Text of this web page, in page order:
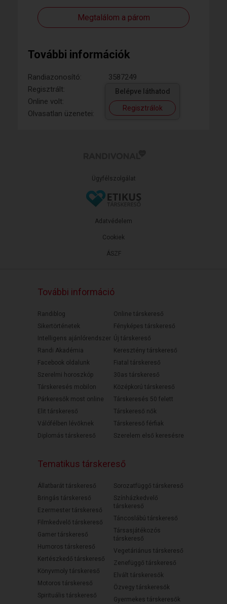
Megtalálom a párom
További információk
Randiazonosító:
3587249
Regisztrált:
Online volt:
Olvasatlan üzenetei:
Belépve láthatod
Regisztrálok
Ügyfélszolgálat
ÁSZF
Adatvédelem
Cookiek
További információ
Randiblog
Sikertörténetek
Intelligens ajánlórendszer
Randi Akadémia
Facebook oldalunk
Szerelmi horoszkóp
Társkeresés mobilon
Párkeresők most online
Elit társkereső
Válófélben lévőknek
Diplomás társkereső
Online társkereső
Fényképes társkereső
Új társkereső
Keresztény társkereső
Fiatal társkereső
30as társkereső
Középkorú társkereső
Társkeresés 50 felett
Társkereső nők
Társkereső férfiak
Szerelem első keresésre
Tematikus társkereső
Állatbarát társkereső
Bringás társkereső
Ezermester társkereső
Filmkedvelő társkereső
Gamer társkereső
Humoros társkereső
Kertészkedő társkereső
Könyvmoly társkereső
Motoros társkereső
Spirituális társkereső
Sorozatfüggő társkereső
Színházkedvelő
társkereső
Táncoslábú társkereső
Társasjátékozós
társkereső
Vegetáriánus társkereső
Zenefüggő társkereső
Elvált társkeresők
Özvegy társkeresők
Gyermekes társkeresők